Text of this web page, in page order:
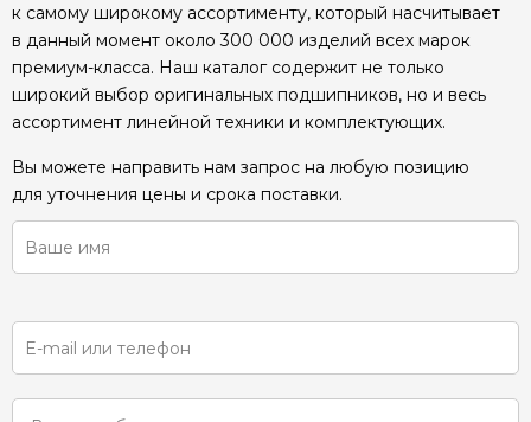
к самому широкому ассортименту, который насчитывает
в данный момент около 300 000 изделий всех марок
премиум-класса. Наш каталог содержит не только
широкий выбор оригинальных подшипников, но и весь
ассортимент линейной техники и комплектующих.
Вы можете направить нам запрос на любую позицию
для уточнения цены и срока поставки.